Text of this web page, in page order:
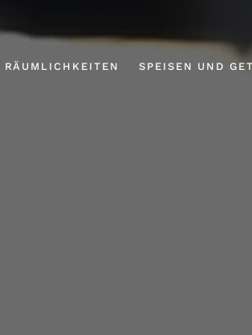
RÄUMLICHKEITEN SPEISEN UND